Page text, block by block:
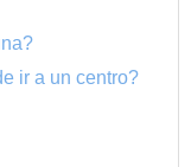
ir a un centro?